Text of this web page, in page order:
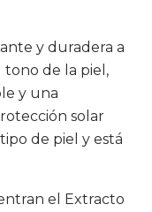
y duradera a
tono de la piel,
y una
solar
de piel y está
el Extracto